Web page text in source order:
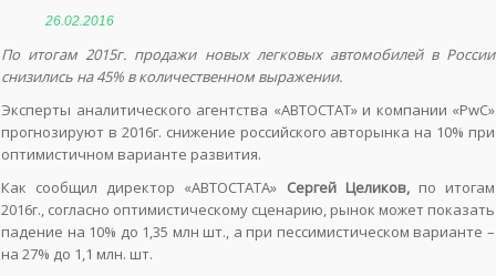
26.02.2016
По итогам 2015г. продажи новых легковых автомобилей в России
снизились на 45% в количественном выражении.
Эксперты аналитического агентства «АВТОСТАТ» и компании «PwC»
прогнозируют в 2016г. снижение российского авторынка на 10% при
оптимистичном варианте развития.
Как сообщил директор «АВТОСТАТА» Сергей Целиков,по итогам
2016г., согласно оптимистическому сценарию, рынок может показать
падение на 10% до 1,35 млн шт., а при пессимистическом варианте –
на 27% до 1,1 млн. шт.